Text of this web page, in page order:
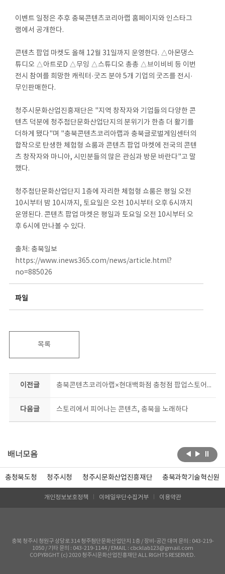
이벤트 일정은 추후 충북콘텐츠코리아랩 홈페이지와 인스타그
램에서 공개한다.
콘텐츠 팝업 마켓도 올해 12월 31일까지 운영한다. △아몬댕스
튜디오 △아트로D △무잉 △스튜디오 총총 △브이비비 등 이번
전시 참여를 희망한 캐릭터·굿즈 분야 5개 기업의 굿즈를 전시·
무인판매한다.
청주시문화산업진흥재단은 "지역 창작자와 기업들의 다양한 콘
텐츠 덕분에 청주첨단문화산업단지의 분위기가 한층 더 활기를
더하게 됐다"며 "충북콘텐츠코리아랩과 충북글로벌게임센터의
합작으로 탄생한 체험형 쇼룸과 콘텐츠 팝업 마켓에 전국의 콘텐
츠 창작자와 마니아, 시민분들의 많은 관심과 방문 바란다"고 말
했다.
청주첨단문화산업단지 1층에 자리한 체험형 쇼룸은 평일 오전
10시부터 밤 10시까지, 토요일은 오전 10시부터 오후 6시까지
운영된다. 콘텐츠 팝업 마켓은 평일과 토요일 오전 10시부터 오
후 6시에 만나볼 수 있다.
출처: 충북일보
https://www.inews365.com/news/article.html?
no=885026
파일
목록
이전글 충북콘텐츠코리아랩×현대백화점 충청점 팝업스토어 선봬
다음글 스토리에서 피어나는 콘텐츠, 충북을 노래하다
배너모음
충청북도청 청주시청 청주시문화산업진흥재단 충북과학기술혁신원
개인정보보호정책 이메일무단수집거부 이용약관
충북 청주시 청원구 상당로 314 청주첨단문화산업단지 1층 / 장비-공간 대여 문의 : 043-219-
1050 / 기타 문의 : 043-219-1144 / EMAIL : cbcklab123@gmail.com
COPYRIGHT (c) 2020 청주시문화산업진흥재단 ALL RIGHTS RESERVED.